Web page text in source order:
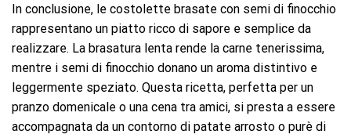
In conclusione, le costolette brasate con semi di finocchio
rappresentano un piatto ricco di sapore e semplice da
realizzare. La brasatura lenta rende la carne tenerissima,
mentre i semi di finocchio donano un aroma distintivo e
leggermente speziato. Questa ricetta, perfetta per un
pranzo domenicale o una cena tra amici, si presta a essere
accompagnata da un contorno di patate arrosto o purè di